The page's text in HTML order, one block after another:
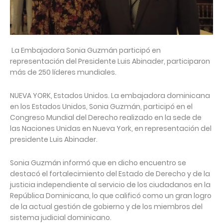
La Embajadora Sonia Guzmán participó en
representación del Presidente Luis Abinader, participaron
más de 250 líderes mundiales.
NUEVA YORK, Estados Unidos. La embajadora dominicana
en los Estados Unidos, Sonia Guzmán, participó en el
Congreso Mundial del Derecho realizado en la sede de
las Naciones Unidas en Nueva York, en representación del
presidente Luis Abinader.
Sonia Guzmán informó que en dicho encuentro se
destacó el fortalecimiento del Estado de Derecho y de la
justicia independiente al servicio de los ciudadanos en la
República Dominicana, lo que calificó como un gran logro
de la actual gestión de gobierno y de los miembros del
sistema judicial dominicano.